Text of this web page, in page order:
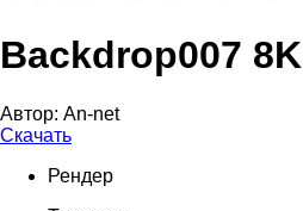
Backdrop007 8K
Автор: An-net
Скачать
Рендер